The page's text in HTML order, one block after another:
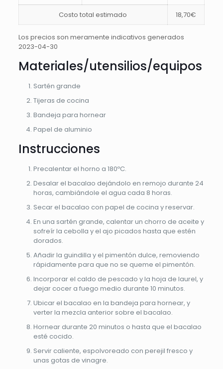
Costo total estimado 18,70€
Los precios son meramente indicativos generados
2023-04-30
Materiales/utensilios/equipos
Sartén grande
Tijeras de cocina
Bandeja para hornear
Papel de aluminio
Instrucciones
Precalentar el horno a 180ºC.
Desalar el bacalao dejándolo en remojo durante 24
horas, cambiándole el agua cada 8 horas.
Secar el bacalao con papel de cocina y reservar.
En una sartén grande, calentar un chorro de aceite y
sofreír la cebolla y el ajo picados hasta que estén
dorados.
Añadir la guindilla y el pimentón dulce, removiendo
rápidamente para que no se queme el pimentón.
Incorporar el caldo de pescado y la hoja de laurel, y
dejar cocer a fuego medio durante 10 minutos.
Ubicar el bacalao en la bandeja para hornear, y
verter la mezcla anterior sobre el bacalao.
Hornear durante 20 minutos o hasta que el bacalao
esté cocido.
Servir caliente, espolvoreado con perejil fresco y
unas gotas de vinagre.